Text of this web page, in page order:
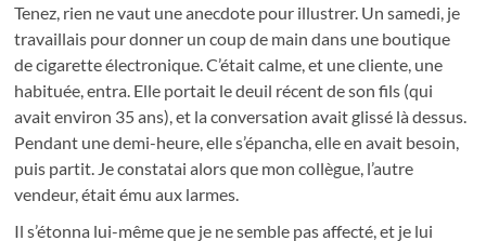
Tenez, rien ne vaut une anecdote pour illustrer. Un samedi, je
travaillais pour donner un coup de main dans une boutique
de cigarette électronique. C’était calme, et une cliente, une
habituée, entra. Elle portait le deuil récent de son fils (qui
avait environ 35 ans), et la conversation avait glissé là dessus.
Pendant une demi-heure, elle s’épancha, elle en avait besoin,
puis partit. Je constatai alors que mon collègue, l’autre
vendeur, était ému aux larmes.
Il s’étonna lui-même que je ne semble pas affecté, et je lui